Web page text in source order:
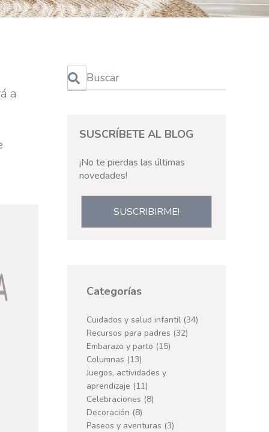
a
Esto es un campo de búsqueda con una función de
SUSCRÍBETE AL BLOG
¡No te pierdas las últimas
novedades!
SUSCRIBIRME!
Categorías
Cuidados y salud infantil (34)
Recursos para padres (32)
Embarazo y parto (15)
Columnas (13)
Juegos, actividades y
aprendizaje (11)
Celebraciones (8)
Decoración (8)
Paseos y aventuras (3)